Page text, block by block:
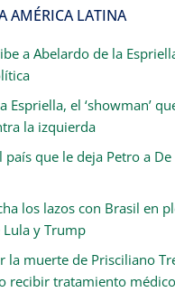
AMÉRICA LATINA
a Abelardo de la
Espriella, el ‘showman’
la izquierda
país que le deja Petro a
los lazos con Brasil en
y Trump
la muerte de Prisciliano
recibir tratamiento